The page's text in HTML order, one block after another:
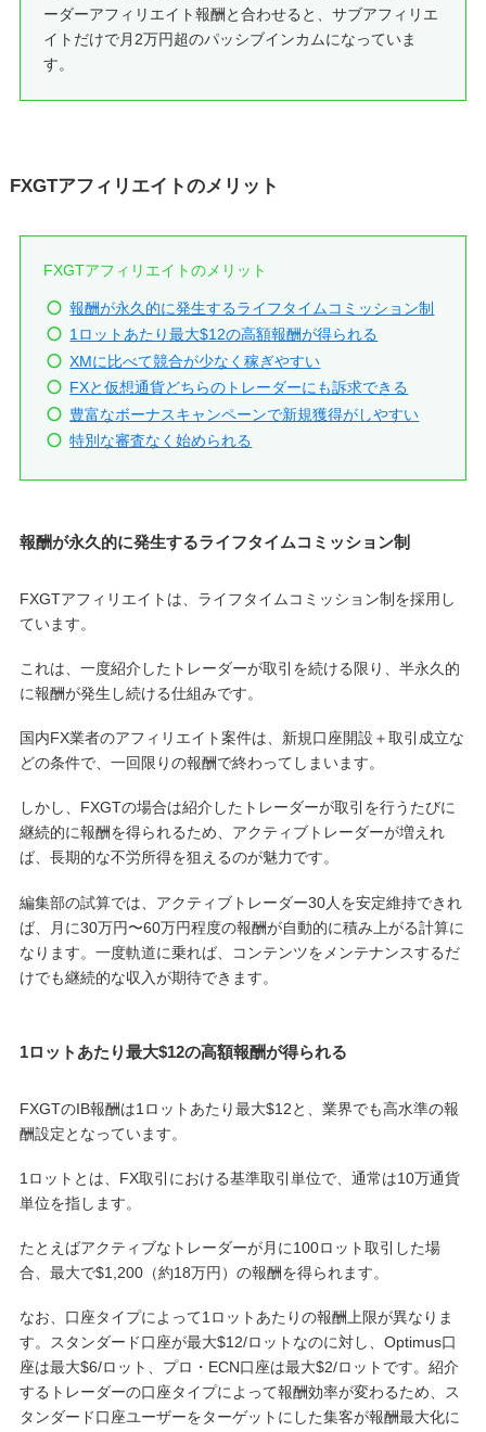
ーダーアフィリエイト報酬と合わせると、サブアフィリエ
イトだけで月2万円超のパッシブインカムになっていま
す。
FXGTアフィリエイトのメリット
FXGTアフィリエイトのメリット
報酬が永久的に発生するライフタイムコミッション制
1ロットあたり最大$12の高額報酬が得られる
XMに比べて競合が少なく稼ぎやすい
FXと仮想通貨どちらのトレーダーにも訴求できる
豊富なボーナスキャンペーンで新規獲得がしやすい
特別な審査なく始められる
報酬が永久的に発生するライフタイムコミッション制
FXGTアフィリエイトは、ライフタイムコミッション制を採用し
ています。
これは、一度紹介したトレーダーが取引を続ける限り、半永久的
に報酬が発生し続ける仕組みです。
国内FX業者のアフィリエイト案件は、新規口座開設＋取引成立な
どの条件で、一回限りの報酬で終わってしまいます。
しかし、FXGTの場合は紹介したトレーダーが取引を行うたびに
継続的に報酬を得られるため、アクティブトレーダーが増えれ
ば、長期的な不労所得を狙えるのが魅力です。
編集部の試算では、アクティブトレーダー30人を安定維持できれ
ば、月に30万円〜60万円程度の報酬が自動的に積み上がる計算に
なります。一度軌道に乗れば、コンテンツをメンテナンスするだ
けでも継続的な収入が期待できます。
1ロットあたり最大$12の高額報酬が得られる
FXGTのIB報酬は1ロットあたり最大$12と、業界でも高水準の報
酬設定となっています。
1ロットとは、FX取引における基準取引単位で、通常は10万通貨
単位を指します。
たとえばアクティブなトレーダーが月に100ロット取引した場
合、最大で$1,200（約18万円）の報酬を得られます。
なお、口座タイプによって1ロットあたりの報酬上限が異なりま
す。スタンダード口座が最大$12/ロットなのに対し、Optimus口
座は最大$6/ロット、プロ・ECN口座は最大$2/ロットです。紹介
するトレーダーの口座タイプによって報酬効率が変わるため、ス
タンダード口座ユーザーをターゲットにした集客が報酬最大化に